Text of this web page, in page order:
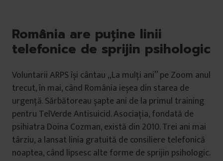
România are puține linii
telefonice de sprijin psihologic
Voluntarii ARPS își cântau „La mulți ani” pe Zoom anul
trecut, în mai, când România ieșea din starea de
urgență. Sărbătoreau șapte ani de la primul training
pentru TelVerde Antisuicid. Asociația, fondată de
psihiatra Doina Cozman, există din 2010. Trei ani mai
târziu, a lansat linia gratuită de consiliere telefonică
noaptea, când lipsesc alte forme de sprijin psihologic.